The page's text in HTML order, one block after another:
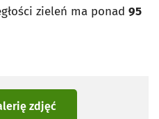
zieleń ma ponad 95
zdjęć